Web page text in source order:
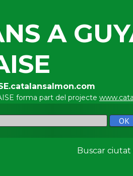
A
forma part del projecte
Buscar ciutat